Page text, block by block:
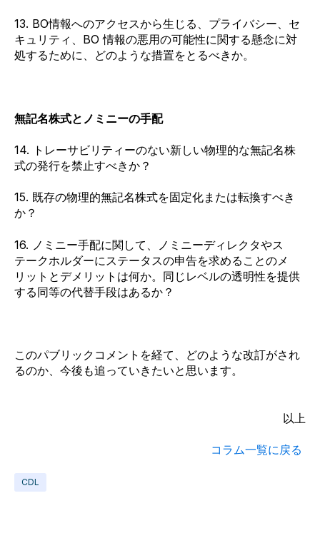
13. BO情報へのアクセスから生じる、プライバシー、セ
キュリティ、BO 情報の悪用の可能性に関する懸念に対
処するために、どのような措置をとるべきか。
無記名株式とノミニーの手配
14. トレーサビリティーのない新しい物理的な無記名株
式の発行を禁止すべきか？
15. 既存の物理的無記名株式を固定化または転換すべき
か？
16. ノミニー手配に関して、ノミニーディレクタやス
テークホルダーにステータスの申告を求めることのメ
リットとデメリットは何か。同じレベルの透明性を提供
する同等の代替手段はあるか？
このパブリックコメントを経て、どのような改訂がされ
るのか、今後も追っていきたいと思います。
以上
コラム一覧に戻る
CDL